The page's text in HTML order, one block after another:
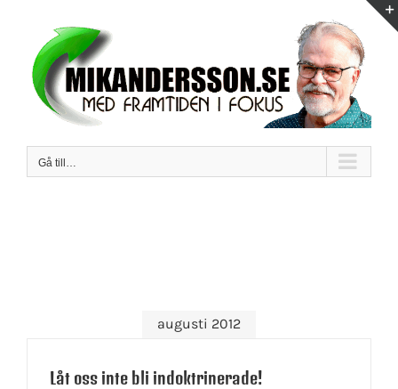
innehållet
Gå till…
augusti 2012
Låt oss inte bli indoktrinerade!